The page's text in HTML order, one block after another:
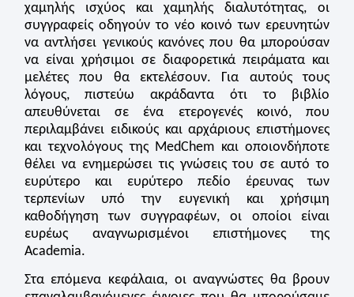
χαμηλής ισχύος και χαμηλής διαλυτότητας, οι
συγγραφείς οδηγούν το νέο κοινό των ερευνητών
να αντλήσει γενικούς κανόνες που θα μπορούσαν
να είναι χρήσιμοι σε διαφορετικά πειράματα και
μελέτες που θα εκτελέσουν. Για αυτούς τους
λόγους, πιστεύω ακράδαντα ότι το βιβλίο
απευθύνεται σε ένα ετερογενές κοινό, που
περιλαμβάνει ειδικούς και αρχάριους επιστήμονες
και τεχνολόγους της MedChem και οποιονδήποτε
θέλει να ενημερώσει τις γνώσεις του σε αυτό το
ευρύτερο και ευρύτερο πεδίο έρευνας των
τερπενίων υπό την ευγενική και χρήσιμη
καθοδήγηση των συγγραφέων, οι οποίοι είναι
ευρέως αναγνωρισμένοι επιστήμονες της
Academia.
Στα επόμενα κεφάλαια, οι αναγνώστες θα βρουν